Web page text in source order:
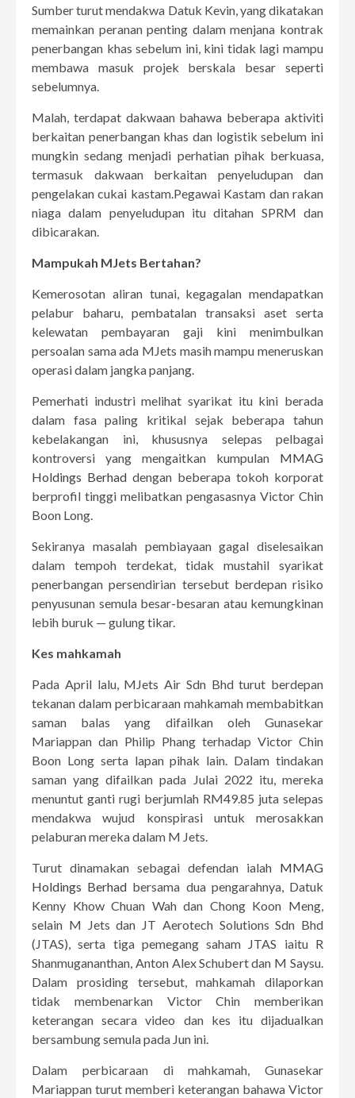
Sumber turut mendakwa Datuk Kevin, yang dikatakan
memainkan peranan penting dalam menjana kontrak
penerbangan khas sebelum ini, kini tidak lagi mampu
membawa masuk projek berskala besar seperti
sebelumnya.
Malah, terdapat dakwaan bahawa beberapa aktiviti
berkaitan penerbangan khas dan logistik sebelum ini
mungkin sedang menjadi perhatian pihak berkuasa,
termasuk dakwaan berkaitan penyeludupan dan
pengelakan cukai kastam.Pegawai Kastam dan rakan
niaga dalam penyeludupan itu ditahan SPRM dan
dibicarakan.
Mampukah MJets Bertahan?
Kemerosotan aliran tunai, kegagalan mendapatkan
pelabur baharu, pembatalan transaksi aset serta
kelewatan pembayaran gaji kini menimbulkan
persoalan sama ada MJets masih mampu meneruskan
operasi dalam jangka panjang.
Pemerhati industri melihat syarikat itu kini berada
dalam fasa paling kritikal sejak beberapa tahun
kebelakangan ini, khususnya selepas pelbagai
kontroversi yang mengaitkan kumpulan MMAG
Holdings Berhad dengan beberapa tokoh korporat
berprofil tinggi melibatkan pengasasnya Victor Chin
Boon Long.
Sekiranya masalah pembiayaan gagal diselesaikan
dalam tempoh terdekat, tidak mustahil syarikat
penerbangan persendirian tersebut berdepan risiko
penyusunan semula besar-besaran atau kemungkinan
lebih buruk — gulung tikar.
Kes mahkamah
Pada April lalu, MJets Air Sdn Bhd turut berdepan
tekanan dalam perbicaraan mahkamah membabitkan
saman balas yang difailkan oleh Gunasekar
Mariappan dan Philip Phang terhadap Victor Chin
Boon Long serta lapan pihak lain. Dalam tindakan
saman yang difailkan pada Julai 2022 itu, mereka
menuntut ganti rugi berjumlah RM49.85 juta selepas
mendakwa wujud konspirasi untuk merosakkan
pelaburan mereka dalam M Jets.
Turut dinamakan sebagai defendan ialah MMAG
Holdings Berhad bersama dua pengarahnya, Datuk
Kenny Khow Chuan Wah dan Chong Koon Meng,
selain M Jets dan JT Aerotech Solutions Sdn Bhd
(JTAS), serta tiga pemegang saham JTAS iaitu R
Shanmugananthan, Anton Alex Schubert dan M Saysu.
Dalam prosiding tersebut, mahkamah dilaporkan
tidak membenarkan Victor Chin memberikan
keterangan secara video dan kes itu dijadualkan
bersambung semula pada Jun ini.
Dalam perbicaraan di mahkamah, Gunasekar
Mariappan turut memberi keterangan bahawa Victor